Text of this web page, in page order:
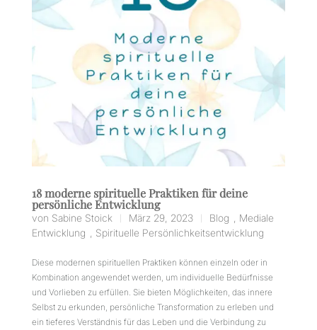
18 moderne spirituelle Praktiken für deine
persönliche Entwicklung
von Sabine Stoick März 29, 2023 Blog
Mediale
Entwicklung
Spirituelle Persönlichkeitsentwicklung
Diese modernen spirituellen Praktiken können einzeln oder in
Kombination angewendet werden, um individuelle Bedürfnisse
und Vorlieben zu erfüllen. Sie bieten Möglichkeiten, das innere
Selbst zu erkunden, persönliche Transformation zu erleben und
ein tieferes Verständnis für das Leben und die Verbindung zu